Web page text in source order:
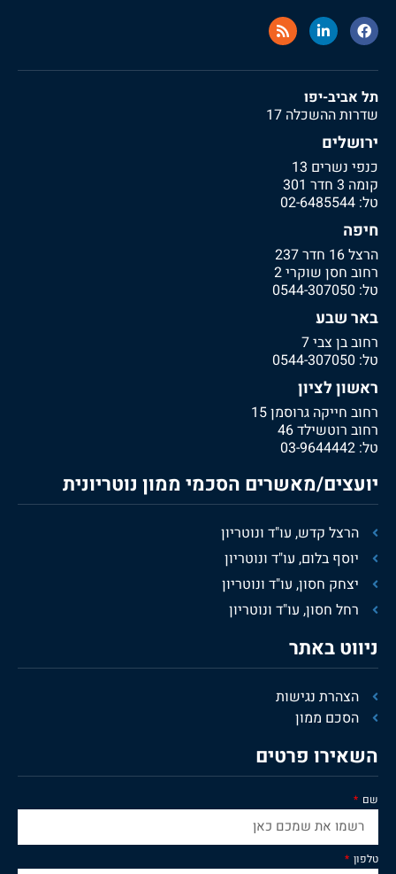
תל אביב-יפו
שדרות ההשכלה 17
ירושלים
כנפי נשרים 13
קומה 3 חדר 301
טל: 02-6485544
חיפה
הרצל 16 חדר 237
רחוב חסן שוקרי 2
טל: 0544-307050
באר שבע
רחוב בן צבי 7
טל: 0544-307050
ראשון לציון
רחוב חייקה גרוסמן 15
רחוב רוטשילד 46
טל: 03-9644442
יועצים/מאשרים הסכמי ממון נוטריונית
הרצל קדש, עו"ד ונוטריון
יוסף בלום, עו"ד ונוטריון
יצחק חסון, עו"ד ונוטריון
רחל חסון, עו"ד ונוטריון
ניווט באתר
הצהרת נגישות
הסכם ממון
השאירו פרטים
שם
טלפון